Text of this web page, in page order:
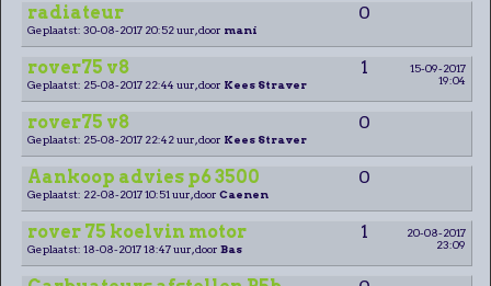
radiateur 0
Geplaatst: 30-08-2017 20:52 uur, door mani
rover75 v8 1
15-09-2017
19:04
Geplaatst: 25-08-2017 22:44 uur, door Kees Straver
rover75 v8 0
Geplaatst: 25-08-2017 22:42 uur, door Kees Straver
Aankoop advies p6 3500 0
Geplaatst: 22-08-2017 10:51 uur, door Caenen
rover 75 koelvin motor 1
20-08-2017
23:09
Geplaatst: 18-08-2017 18:47 uur, door Bas